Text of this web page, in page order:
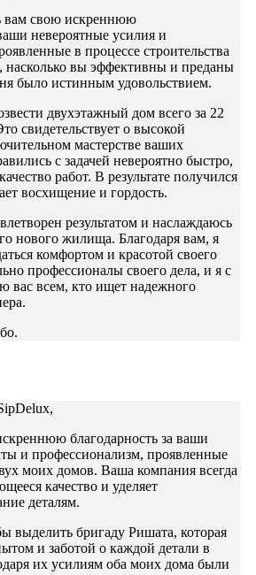
вам свою искреннюю
невероятные усилия и
в процессе строительства
насколько вы эффективны и преданы
было истинным удовольствием.
двухэтажный дом всего за 22
свидетельствует о высокой
мастерстве ваших
с задачей невероятно быстро,
работ. В результате получился
восхищение и гордость.
результатом и наслаждаюсь
нового жилища. Благодаря вам, я
комфортом и красотой своего
профессионалы своего дела, и я с
вас всем, кто ищет надежного
благодарность за ваши
и профессионализм, проявленные
моих домов. Ваша компания всегда
качество и уделяет
деталям.
выделить бригаду Ришата, которая
и заботой о каждой детали в
их усилиям оба моих дома были